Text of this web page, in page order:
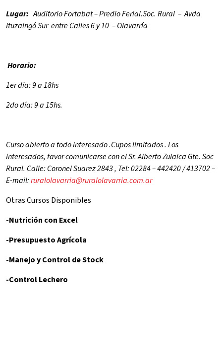
Lugar: Auditorio Fortabat – Predio Ferial.Soc. Rural – Avda
Ituzaingó Sur entre Calles 6 y 10 – Olavarría
Horario:
1er día: 9 a 18hs
2do día: 9 a 15hs.
Curso abierto a todo interesado .Cupos limitados . Los
interesados, favor comunicarse con el Sr. Alberto Zulaica Gte. Soc
Rural. Calle: Coronel Suarez 2843 , Tel: 02284 – 442420 / 413702 –
E-mail:ruralolavarria@ruralolavarria.com.ar
Otras Cursos Disponibles
-Nutrición con Excel
-Presupuesto Agrícola
-Manejo y Control de Stock
-Control Lechero